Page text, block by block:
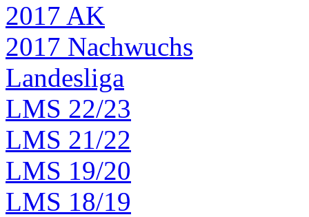
2017 AK
2017 Nachwuchs
Landesliga
LMS 22/23
LMS 21/22
LMS 19/20
LMS 18/19